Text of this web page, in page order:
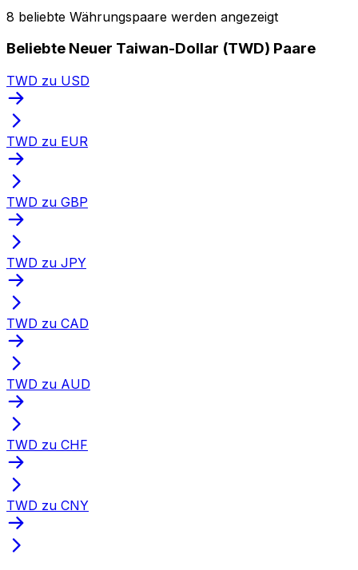
8 beliebte Währungspaare werden angezeigt
Beliebte Neuer Taiwan-Dollar (TWD) Paare
TWD zu USD
TWD zu EUR
TWD zu GBP
TWD zu JPY
TWD zu CAD
TWD zu AUD
TWD zu CHF
TWD zu CNY